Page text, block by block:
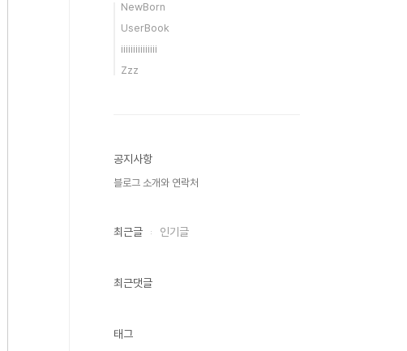
NewBorn
UserBook
iiiiiiiiiiiiiii
Zzz
공지사항
블로그 소개와 연락처
최근글 인기글
최근댓글
태그